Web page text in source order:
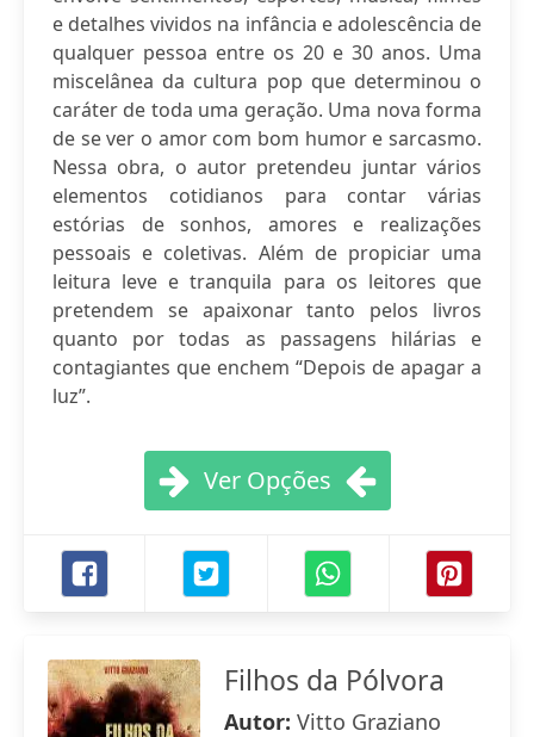
e detalhes vividos na infância e adolescência de
qualquer pessoa entre os 20 e 30 anos. Uma
miscelânea da cultura pop que determinou o
caráter de toda uma geração. Uma nova forma
de se ver o amor com bom humor e sarcasmo.
Nessa obra, o autor pretendeu juntar vários
elementos cotidianos para contar várias
estórias de sonhos, amores e realizações
pessoais e coletivas. Além de propiciar uma
leitura leve e tranquila para os leitores que
pretendem se apaixonar tanto pelos livros
quanto por todas as passagens hilárias e
contagiantes que enchem “Depois de apagar a
luz”.
Ver Opções
Filhos da Pólvora
Autor: Vitto Graziano